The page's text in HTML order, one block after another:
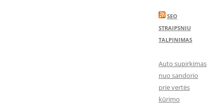
SEO
STRAIPSNIU
TALPINIMAS
Auto supirkimas
nuo sandorio
prie vertės
kūrimo